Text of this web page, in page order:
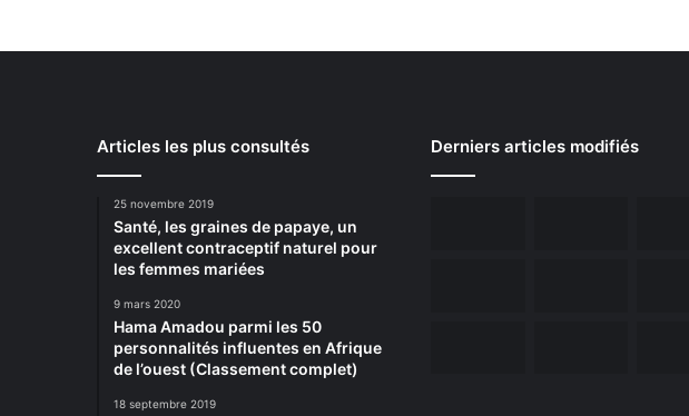
Articles les plus consultés
25 novembre 2019
Santé, les graines de papaye, un
excellent contraceptif naturel pour
les femmes mariées
9 mars 2020
Hama Amadou parmi les 50
personnalités influentes en Afrique
de l’ouest (Classement complet)
18 septembre 2019
Derniers articles modifiés